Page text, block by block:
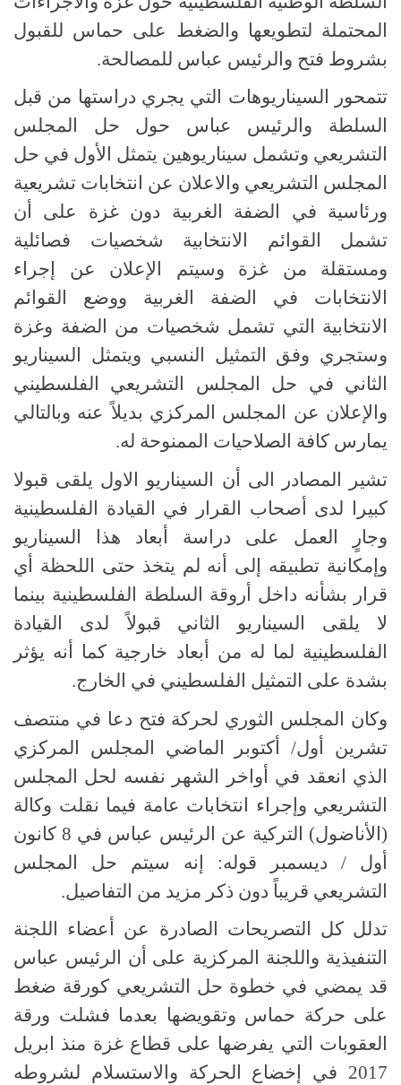
المحتملة لتطويعها والضغط على حماس للقبول
بشروط فتح والرئيس عباس للمصالحة.
تتمحور السيناريوهات التي يجري دراستها من قبل
السلطة والرئيس عباس حول حل المجلس
التشريعي وتشمل سيناريوهين يتمثل الأول في حل
المجلس التشريعي والاعلان عن انتخابات تشريعية
ورئاسية في الضفة الغربية دون غزة على أن
تشمل القوائم الانتخابية شخصيات فصائلية
ومستقلة من غزة وسيتم الإعلان عن إجراء
الانتخابات في الضفة الغربية ووضع القوائم
الانتخابية التي تشمل شخصيات من الضفة وغزة
وستجري وفق التمثيل النسبي ويتمثل السيناريو
الثاني في حل المجلس التشريعي الفلسطيني
والإعلان عن المجلس المركزي بديلاً عنه وبالتالي
يمارس كافة الصلاحيات الممنوحة له.
تشير المصادر الى أن السيناريو الاول يلقى قبولا
كبيرا لدى أصحاب القرار في القيادة الفلسطينية
وجارٍ العمل على دراسة أبعاد هذا السيناريو
وإمكانية تطبيقه إلى أنه لم يتخذ حتى اللحظة أي
قرار بشأنه داخل أروقة السلطة الفلسطينية بينما
لا يلقى السيناريو الثاني قبولاً لدى القيادة
الفلسطينية لما له من أبعاد خارجية كما أنه يؤثر
بشدة على التمثيل الفلسطيني في الخارج.
وكان المجلس الثوري لحركة فتح دعا في منتصف
تشرين أول/ أكتوبر الماضي المجلس المركزي
الذي انعقد في أواخر الشهر نفسه لحل المجلس
التشريعي وإجراء انتخابات عامة فيما نقلت وكالة
(الأناضول) التركية عن الرئيس عباس في 8 كانون
أول / ديسمبر قوله: إنه سيتم حل المجلس
التشريعي قريباً دون ذكر مزيد من التفاصيل.
تدلل كل التصريحات الصادرة عن أعضاء اللجنة
التنفيذية واللجنة المركزية على أن الرئيس عباس
قد يمضي في خطوة حل التشريعي كورقة ضغط
على حركة حماس وتقويضها بعدما فشلت ورقة
العقوبات التي يفرضها على قطاع غزة منذ ابريل
2017 في إخضاع الحركة والاستسلام لشروطه